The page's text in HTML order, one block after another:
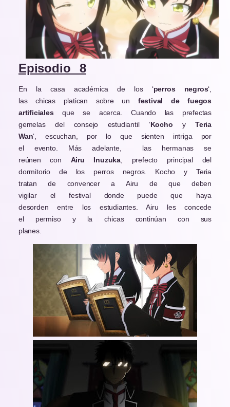
Episodio 8
En la casa académica de los ‘perros negros‘,
las chicas platican sobre un festival de fuegos
artificialesque se acerca. Cuando las prefectas
gemelas del consejo estudiantil ‘Kocho yTeria
Wan‘, escuchan, por lo que sienten intriga por
el evento. Más adelante, las hermanas se
reúnen con Airu Inuzuka , prefecto principal del
dormitorio de los perros negros. Kocho y Teria
tratan de convencer a Airu de que deben
vigilar el festival donde puede que haya
desorden entre los estudiantes. Airu les concede
el permiso y la chicas continúan con sus
planes.